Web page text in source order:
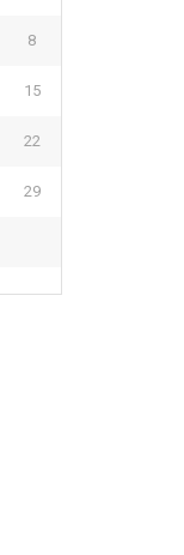
8
15
22
29